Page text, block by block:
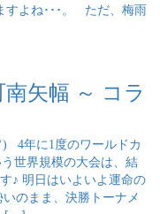
すよね･･･。 ただ、梅雨
南矢幅 ～ コラ
4年に1度のワールドカ
世界規模の大会は、結
♪ 明日はいよいよ運命の
のまま、決勝トーナメ